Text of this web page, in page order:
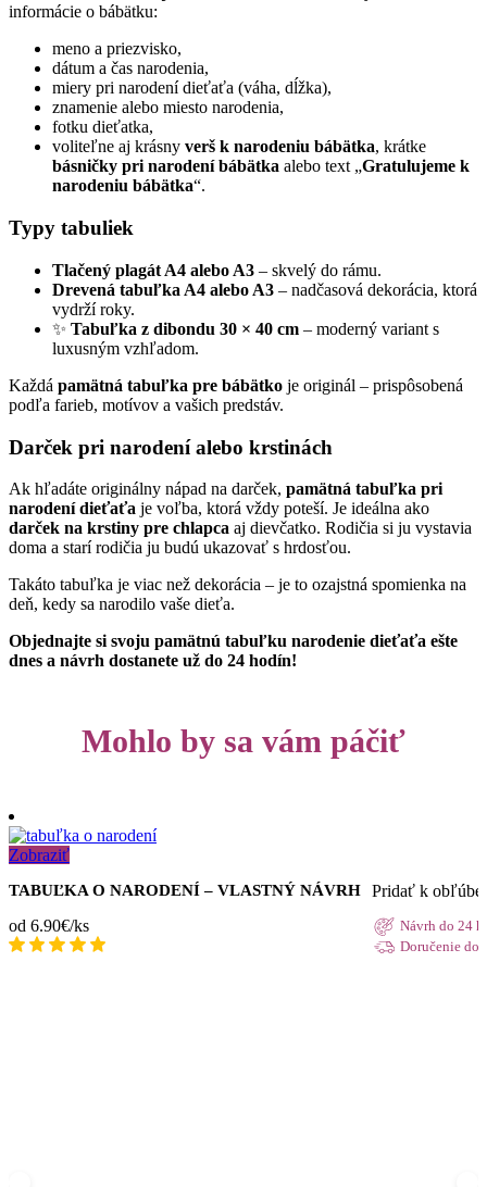
informácie o bábätku:
meno a priezvisko,
dátum a čas narodenia,
miery pri narodení dieťaťa (váha, dĺžka),
znamenie alebo miesto narodenia,
fotku dieťatka,
voliteľne aj krásny verš k narodeniu bábätka, krátke
básničky pri narodení bábätka alebo text „Gratulujeme k
narodeniu bábätka“.
Typy tabuliek
Tlačený plagát A4 alebo A3 – skvelý do rámu.
Drevená tabuľka A4 alebo A3 – nadčasová dekorácia, ktorá
vydrží roky.
✨ Tabuľka z dibondu 30 × 40 cm – moderný variant s
luxusným vzhľadom.
Každá pamätná tabuľka pre bábätko je originál – prispôsobená
podľa farieb, motívov a vašich predstáv.
Darček pri narodení alebo krstinách
Ak hľadáte originálny nápad na darček, pamätná tabuľka pri
narodení dieťaťa je voľba, ktorá vždy poteší. Je ideálna ako
darček na krstiny pre chlapca aj dievčatko. Rodičia si ju vystavia
doma a starí rodičia ju budú ukazovať s hrdosťou.
Takáto tabuľka je viac než dekorácia – je to ozajstná spomienka na
deň, kedy sa narodilo vaše dieťa.
Objednajte si svoju pamätnú tabuľku narodenie dieťaťa ešte
dnes a návrh dostanete už do 24 hodín!
Mohlo by sa vám páčiť
Zobraziť
TABUĽKA O NARODENÍ – VLASTNÝ NÁVRH
Pridať k
od 6.90€/ks
Návrh do 24
Doručenie do